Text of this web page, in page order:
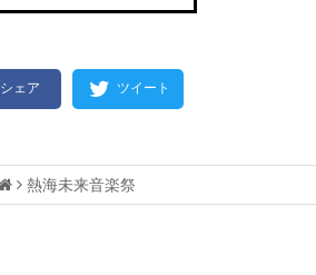
シェア ツイート
熱海未来音楽祭